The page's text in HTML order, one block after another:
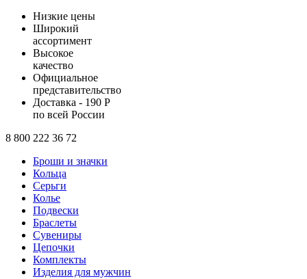
Низкие цены
Широкий
ассортимент
Высокое
качество
Официальное
представительство
Доставка - 190 Р
по всей России
8 800 222 36 72
Броши и значки
Кольца
Серьги
Колье
Подвески
Браслеты
Сувениры
Цепочки
Комплекты
Изделия для мужчин